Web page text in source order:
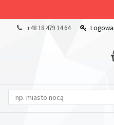
+48 18 479 14 64